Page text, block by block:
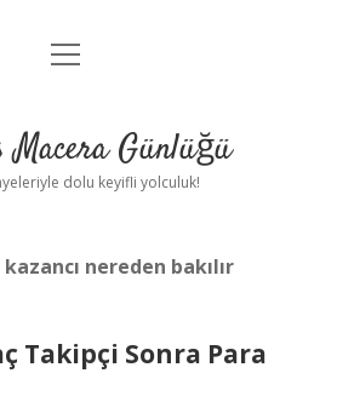
Anasayfa
Yasal Uyarı
menüyü
Macera Günlüğü
dolu keyifli yolculuk!
nereden bakılır
Takipçi Sonra Para